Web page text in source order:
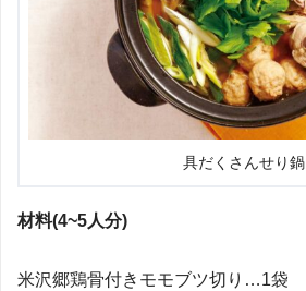
具だくさんせり鍋
材料(4~5人分)
米沢郷鶏骨付きモモブツ切り…1袋